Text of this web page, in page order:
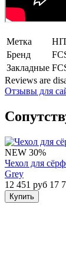
Метка
Бренд
Закладные
Reviews are
Отзывы для
NEW 30%
Чехол для
Grey
12 451 руб 17
Купить